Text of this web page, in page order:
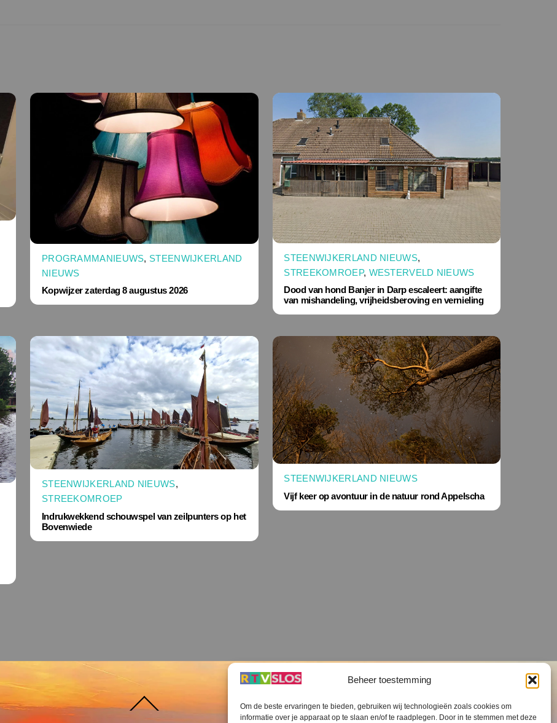
Beheer toestemming
Om de beste ervaringen te bieden, gebruiken wij technologieën zoals cookies om
informatie over je apparaat op te slaan en/of te raadplegen. Door in te stemmen met deze
PROGRAMMANIEUWS, STEENWIJKERLAND
NIEUWS
Kopwijzer zaterdag 8 augustus 2026
STEENWIJKERLAND NIEUWS,
STREEKOMROEP, WESTERVELD NIEUWS
Dood van hond Banjer in Darp escaleert: aangifte
van mishandeling, vrijheidsberoving en vernieling
STEENWIJKERLAND NIEUWS,
STREEKOMROEP
Indrukwekkend schouwspel van zeilpunters op het
Bovenwiede
STEENWIJKERLAND NIEUWS
Vijf keer op avontuur in de natuur rond Appelscha
naar